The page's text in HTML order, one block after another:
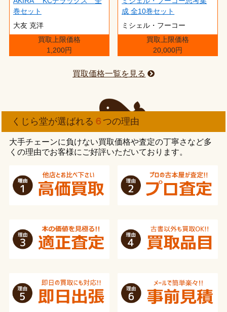
巻セット
大友 克洋
買取上限価格
1,200円
成 全10巻セット
ミシェル・フーコー
買取上限価格
20,000円
買取価格一覧を見る
くじら堂が選ばれる ６つの理由
大手チェーンに負けない買取価格や査定の丁寧さなど多
くの理由でお客様にご好評いただいております。